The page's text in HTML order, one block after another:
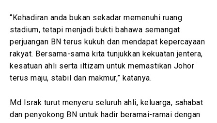
“Kehadiran anda bukan sekadar memenuhi ruang
stadium, tetapi menjadi bukti bahawa semangat
perjuangan BN terus kukuh dan mendapat kepercayaan
rakyat. Bersama-sama kita tunjukkan kekuatan jentera,
kesatuan ahli serta iltizam untuk memastikan Johor
terus maju, stabil dan makmur,” katanya.
Md Israk turut menyeru seluruh ahli, keluarga, sahabat
dan penyokong BN untuk hadir beramai-ramai dengan